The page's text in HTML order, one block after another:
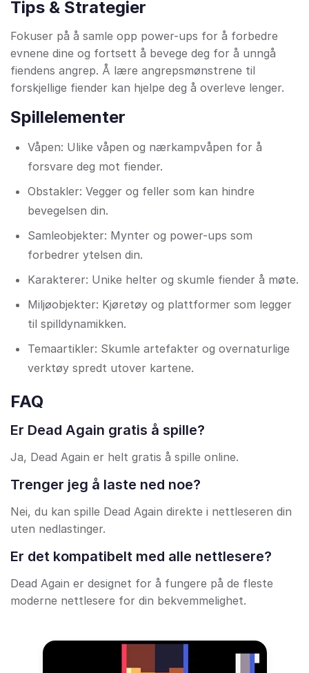
Tips & Strategier
Fokuser på å samle opp power-ups for å forbedre
evnene dine og fortsett å bevege deg for å unngå
fiendens angrep. Å lære angrepsmønstrene til
forskjellige fiender kan hjelpe deg å overleve lenger.
Spillelementer
Våpen: Ulike våpen og nærkampvåpen for å
forsvare deg mot fiender.
Obstakler: Vegger og feller som kan hindre
bevegelsen din.
Samleobjekter: Mynter og power-ups som
forbedrer ytelsen din.
Karakterer: Unike helter og skumle fiender å møte.
Miljøobjekter: Kjøretøy og plattformer som legger
til spilldynamikken.
Temaartikler: Skumle artefakter og overnaturlige
verktøy spredt utover kartene.
FAQ
Er Dead Again gratis å spille?
Ja, Dead Again er helt gratis å spille online.
Trenger jeg å laste ned noe?
Nei, du kan spille Dead Again direkte i nettleseren din
uten nedlastinger.
Er det kompatibelt med alle nettlesere?
Dead Again er designet for å fungere på de fleste
moderne nettlesere for din bekvemmelighet.